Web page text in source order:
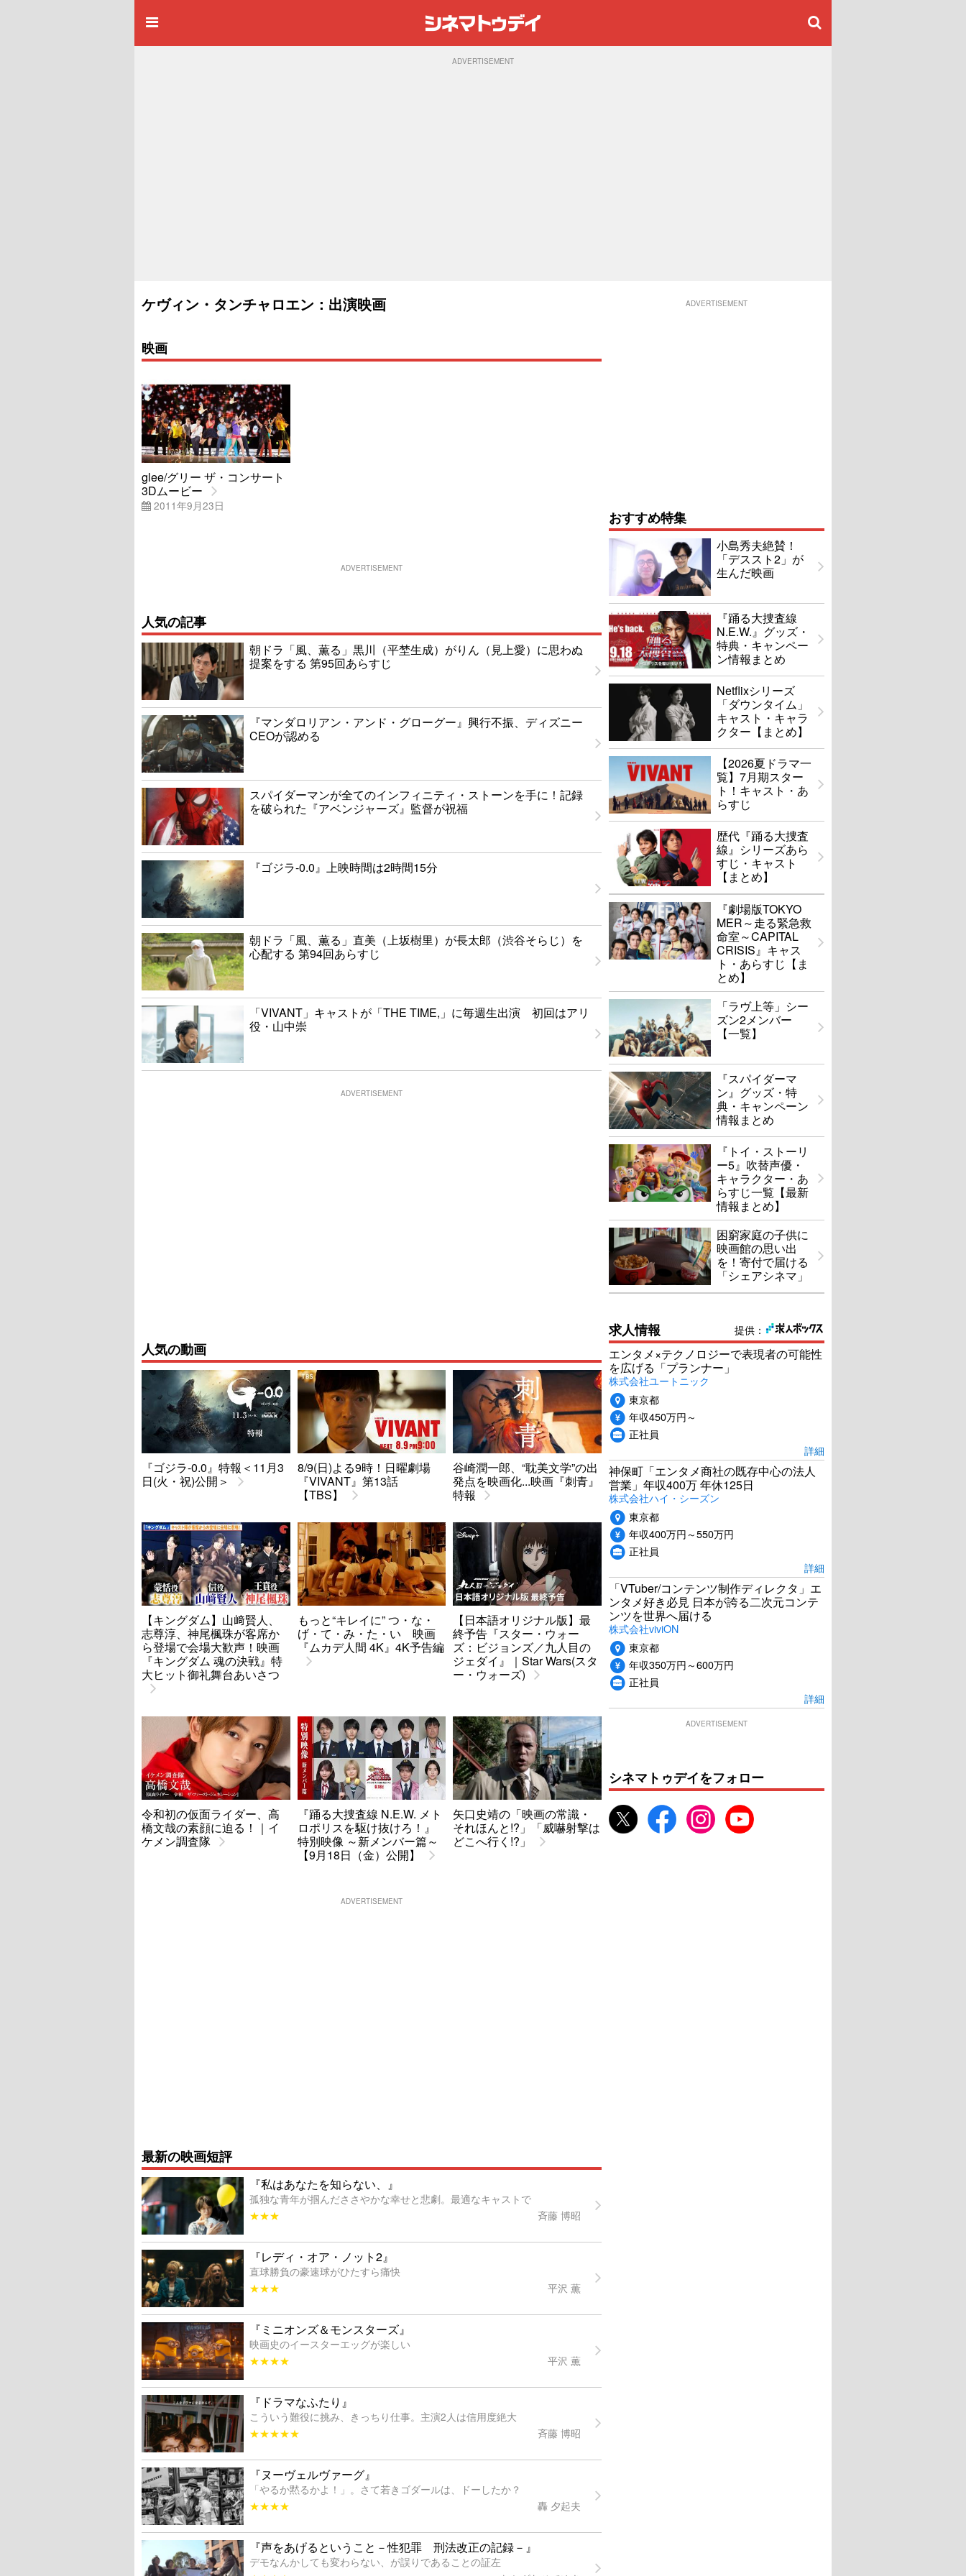
ADVERTISEMENT
ケヴィン・タンチャロエン：出演映画
映画
glee/グリー ザ・コンサート
3Dムービー
2011年9月23日
ADVERTISEMENT
人気の記事
朝ドラ「風、薫る」黒川（平埜生成）がりん（見上愛）に思わぬ
提案をする 第95回あらすじ
『マンダロリアン・アンド・グローグー』興行不振、ディズニー
CEOが認める
スパイダーマンが全てのインフィニティ・ストーンを手に！記録
を破られた『アベンジャーズ』監督が祝福
『ゴジラ-0.0』上映時間は2時間15分
朝ドラ「風、薫る」直美（上坂樹里）が長太郎（渋谷そらじ）を
心配する 第94回あらすじ
「VIVANT」キャストが「THE TIME,」に毎週生出演 初回はアリ
役・山中崇
ADVERTISEMENT
人気の動画
『ゴジラ-0.0』特報＜11月3
日(火・祝)公開＞
8/9(日)よる9時！日曜劇場
『VIVANT』第13話
【TBS】
谷崎潤一郎、“耽美文学”の出
発点を映画化...映画『刺青』
特報
【キングダム】山﨑賢人、
志尊淳、神尾楓珠が客席か
ら登場で会場大歓声！映画
『キングダム 魂の決戦』特
大ヒット御礼舞台あいさつ
もっと“キレイに” つ・な・
げ・て・み・た・い 映画
『ムカデ人間 4K』4K予告編
【日本語オリジナル版】最
終予告『スター・ウォー
ズ：ビジョンズ／九人目の
ジェダイ』｜Star Wars(スタ
ー・ウォーズ)
令和初の仮面ライダー、高
橋文哉の素顔に迫る！｜イ
ケメン調査隊
『踊る大捜査線 N.E.W. メト
ロポリスを駆け抜けろ！』
特別映像 ～新メンバー篇～
【9月18日（金）公開】
矢口史靖の「映画の常識・
それほんと!?」「威嚇射撃は
どこへ行く!?」
ADVERTISEMENT
最新の映画短評
『私はあなたを知らない、』
孤独な青年が掴んだささやかな幸せと悲劇。最適なキャストで
★★★
斉藤 博昭
『レディ・オア・ノット2』
直球勝負の豪速球がひたすら痛快
★★★
平沢 薫
『ミニオンズ＆モンスターズ』
映画史のイースターエッグが楽しい
★★★★
平沢 薫
『ドラマなふたり』
こういう難役に挑み、きっちり仕事。主演2人は信用度絶大
★★★★★
斉藤 博昭
『ヌーヴェルヴァーグ』
「やるか黙るかよ！」。さて若きゴダールは、ドーしたか？
★★★★
轟 夕起夫
『声をあげるということ－性犯罪 刑法改正の記録－』
デモなんかしても変わらない、が誤りであることの証左
ADVERTISEMENT
おすすめ特集
小島秀夫絶賛！
「デススト2」が
生んだ映画
『踊る大捜査線
N.E.W.』グッズ・
特典・キャンペー
ン情報まとめ
Netflixシリーズ
「ダウンタイム」
キャスト・キャラ
クター【まとめ】
【2026夏ドラマ一
覧】7月期スター
ト！キャスト・あ
らすじ
歴代『踊る大捜査
線』シリーズあら
すじ・キャスト
【まとめ】
『劇場版TOKYO
MER～走る緊急救
命室～CAPITAL
CRISIS』キャス
ト・あらすじ【ま
とめ】
「ラヴ上等」シー
ズン2メンバー
【一覧】
『スパイダーマ
ン』グッズ・特
典・キャンペーン
情報まとめ
『トイ・ストーリ
ー5』吹替声優・
キャラクター・あ
らすじ一覧【最新
情報まとめ】
困窮家庭の子供に
映画館の思い出
を！寄付で届ける
「シェアシネマ」
提供：
求人情報
エンタメ×テクノロジーで表現者の可能性
を広げる「プランナー」
株式会社ユートニック
東京都
年収450万円～
正社員
詳細
神保町「エンタメ商社の既存中心の法人
営業」年収400万 年休125日
株式会社ハイ・シーズン
東京都
年収400万円～550万円
正社員
詳細
「VTuber/コンテンツ制作ディレクタ」エ
ンタメ好き必見 日本が誇る二次元コンテ
ンツを世界へ届ける
株式会社viviON
東京都
年収350万円～600万円
正社員
詳細
ADVERTISEMENT
シネマトゥデイをフォロー